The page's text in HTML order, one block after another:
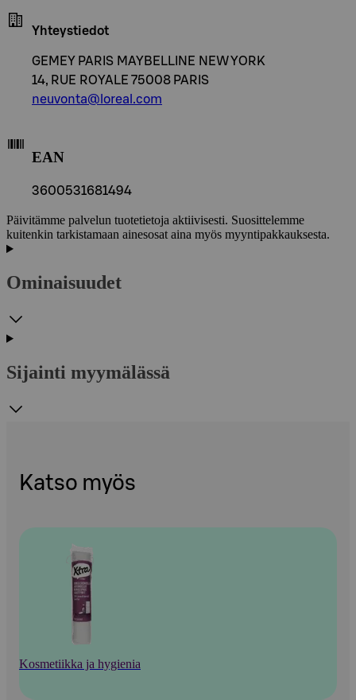
Yhteystiedot
GEMEY PARIS MAYBELLINE NEW YORK
14, RUE ROYALE 75008 PARIS
neuvonta@loreal.com
EAN
3600531681494
Päivitämme palvelun tuotetietoja aktiivisesti. Suosittelemme
kuitenkin tarkistamaan ainesosat aina myös myyntipakkauksesta.
Ominaisuudet
Sijainti myymälässä
Katso myös
Kosmetiikka ja hygienia